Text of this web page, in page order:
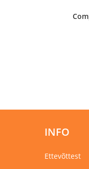
INFO
Ettevõttest